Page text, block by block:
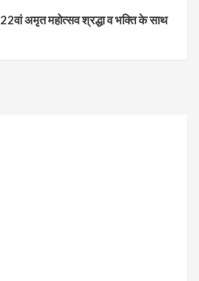
अमृत महोत्सव श्रद्धा व भक्ति के साथ